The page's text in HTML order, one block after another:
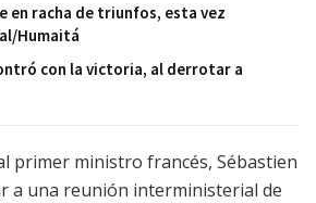
en racha de triunfos, esta vez
Humaitá
con la victoria, al derrotar a
primer ministro francés, Sébastien
a una reunión interministerial de